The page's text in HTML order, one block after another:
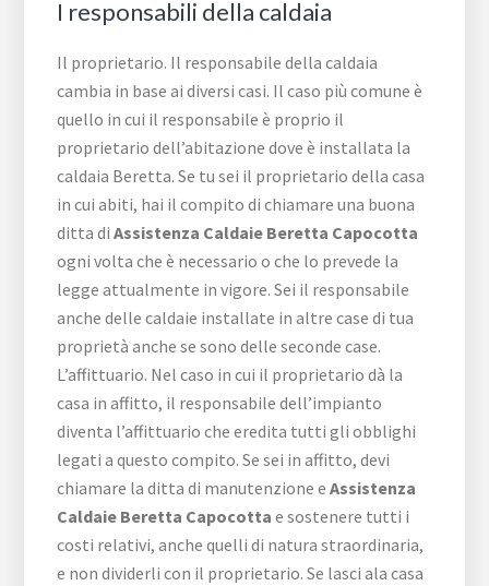
I responsabili della caldaia
Il proprietario. Il responsabile della caldaia
cambia in base ai diversi casi. Il caso più comune è
quello in cui il responsabile è proprio il
proprietario dell’abitazione dove è installata la
caldaia Beretta. Se tu sei il proprietario della casa
in cui abiti, hai il compito di chiamare una buona
ditta diAssistenza Caldaie Beretta Capocotta
ogni volta che è necessario o che lo prevede la
legge attualmente in vigore. Sei il responsabile
anche delle caldaie installate in altre case di tua
proprietà anche se sono delle seconde case.
L’affittuario. Nel caso in cui il proprietario dà la
casa in affitto, il responsabile dell’impianto
diventa l’affittuario che eredita tutti gli obblighi
legati a questo compito. Se sei in affitto, devi
chiamare la ditta di manutenzione eAssistenza
Caldaie Beretta Capocotta e sostenere tutti i
costi relativi, anche quelli di natura straordinaria,
e non dividerli con il proprietario. Se lasci ala casa